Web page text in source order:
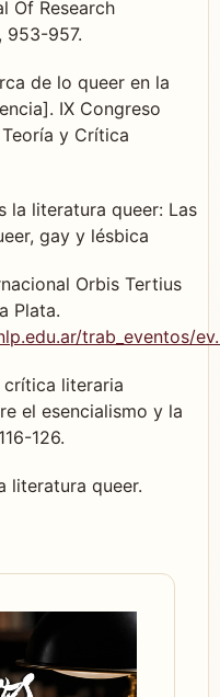
Of Research
953-957.
de lo queer en la
IX Congreso
y Crítica
la literatura queer: Las
gay y lésbica
Orbis Tertius
Plata.
trab_eventos/
crítica literaria
el esencialismo y la
126.
literatura queer.